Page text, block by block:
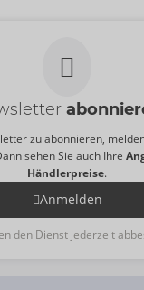
zu abonnieren,
sehen Sie auch Ihre
Händlerpreise.
Anmelden
den Dienst jederzeit